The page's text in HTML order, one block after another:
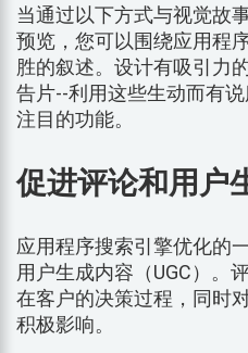
当通过以下方式与视觉故
预览，您可以围绕应用程
胜的叙述。设计有吸引力
告片--利用这些生动而有
注目的功能。
促进评论和用户
应用程序搜索引擎优化的
用户生成内容（UGC）。
在客户的决策过程，同时
积极影响。